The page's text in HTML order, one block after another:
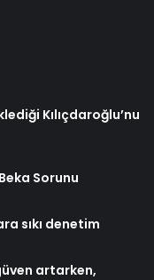
Kılıçdaroğlu’nu
Sorunu
sıkı denetim
artarken,